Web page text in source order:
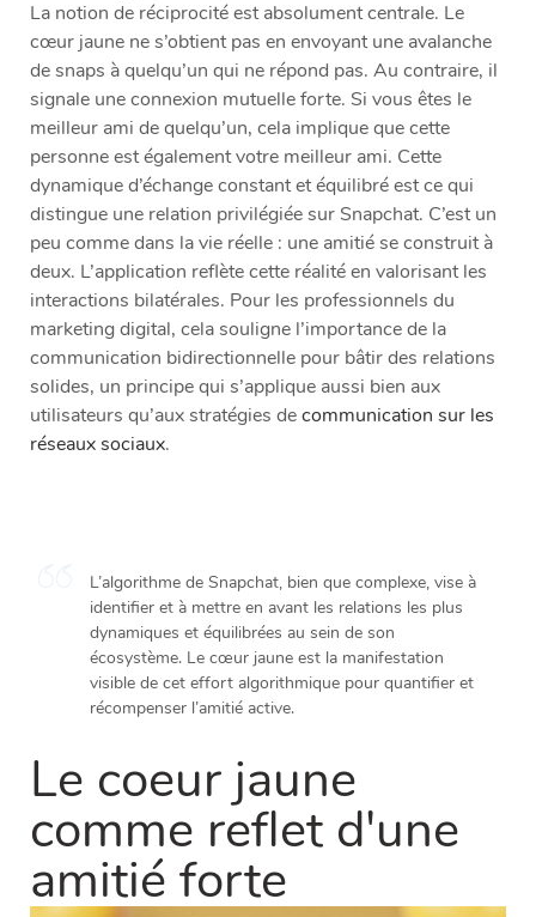
La notion de réciprocité est absolument centrale. Le
cœur jaune ne s’obtient pas en envoyant une avalanche
de snaps à quelqu’un qui ne répond pas. Au contraire, il
signale une connexion mutuelle forte. Si vous êtes le
meilleur ami de quelqu’un, cela implique que cette
personne est également votre meilleur ami. Cette
dynamique d’échange constant et équilibré est ce qui
distingue une relation privilégiée sur Snapchat. C’est un
peu comme dans la vie réelle : une amitié se construit à
deux. L’application reflète cette réalité en valorisant les
interactions bilatérales. Pour les professionnels du
marketing digital, cela souligne l’importance de la
communication bidirectionnelle pour bâtir des relations
solides, un principe qui s’applique aussi bien aux
utilisateurs qu’aux stratégies decommunication sur les
réseaux sociaux.
L’algorithme de Snapchat, bien que complexe, vise à
identifier et à mettre en avant les relations les plus
dynamiques et équilibrées au sein de son
écosystème. Le cœur jaune est la manifestation
visible de cet effort algorithmique pour quantifier et
récompenser l’amitié active.
Le coeur jaune
comme reflet d'une
amitié forte